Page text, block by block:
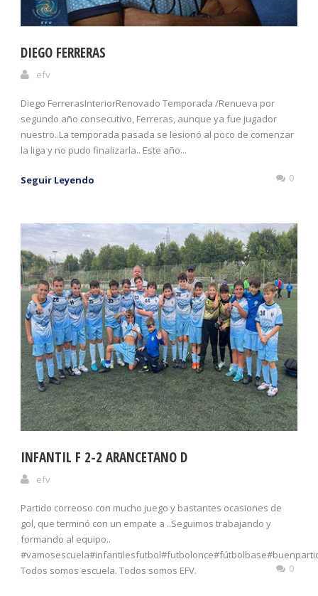
DIEGO FERRERAS
efv
Diego FerrerasInteriorRenovado Temporada /Renueva por
segundo año consecutivo, Ferreras, aunque ya fue jugador
nuestro..La temporada pasada se lesionó al poco de comenzar
la liga y no pudo finalizarla.. Este año...
Seguir Leyendo 0
INFANTIL F 2-2 ARANCETANO D
efv
Partido correoso con mucho juego y bastantes ocasiones de
gol, que terminó con un empate a ..Seguimos trabajando y
formando al equipo..
Todos somos escuela. Todos somos EFV.
0